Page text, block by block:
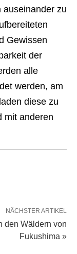
auseinander zu
Gewissen
der
alle
werden, am
diese zu
mit anderen
NÄCHSTER ARTIKEL
den Wäldern von
Fukushima »